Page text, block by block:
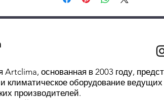
perform temperature
It can be moved to the
that require frequent
It can be linked with
such as using it with a
It is not restricted by
affected by other
anywhere in the room,
Long service life
each product will undergo
automatic machinery and
Detailed instructions
For the convenience of
detailed instructions,
Temperature Hysteresis
Artclima, основанная в 2003 году,
климатическое оборудование ведущих
производителей.